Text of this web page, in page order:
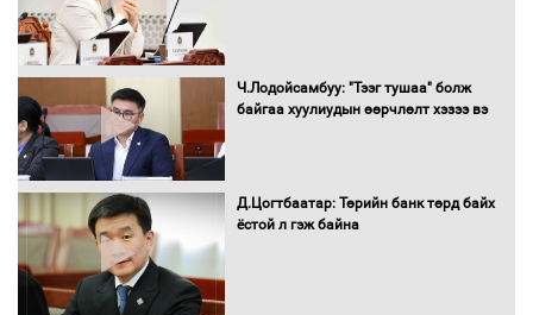
худалдан авах журмыг баталлаа
Бүх шатанд хэмнэлтийн горимд
Ч.Лодойсамбуу: "Тээг тушаа" болж
байгаа хуулиудын өөрчлөлт хэзээ вэ
Д.Цогтбаатар: Төрийн банк төрд байх
ёстой л гэж байна